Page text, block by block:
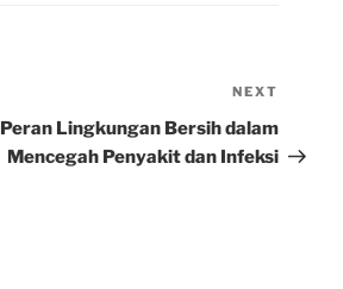
Post
NEXT
Peran Lingkungan Bersih dalam
Mencegah Penyakit dan Infeksi